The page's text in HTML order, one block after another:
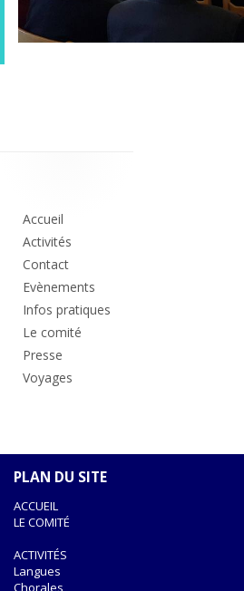
principale
Accueil
Activités
Contact
Evènements
Infos pratiques
Le comité
Presse
Voyages
PLAN DU SITE
ACCUEIL
LE COMITÉ
ACTIVITÉS
Langues
Chorales